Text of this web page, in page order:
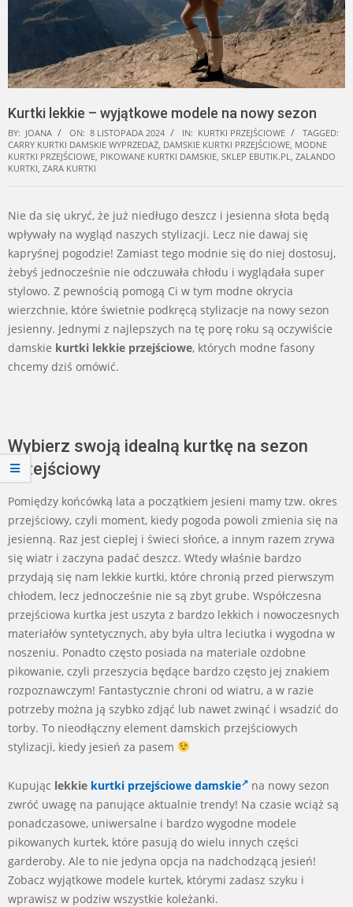
Kurtki lekkie – wyjątkowe modele na nowy sezon
BY: JOANA ON: 8 LISTOPADA 2024 IN: KURTKI PRZEJŚCIOWE
TAGGED:
CARRY KURTKI DAMSKIE WYPRZEDAŻ, DAMSKIE KURTKI PRZEJŚCIOWE, MODNE
KURTKI PRZEJŚCIOWE, PIKOWANE KURTKI DAMSKIE, SKLEP EBUTIK.PL, ZALANDO
KURTKI, ZARA KURTKI
Nie da się ukryć, że już niedługo deszcz i jesienna słota będą
wpływały na wygląd naszych stylizacji. Lecz nie dawaj się
kapryśnej pogodzie! Zamiast tego modnie się do niej dostosuj,
żebyś jednocześnie nie odczuwała chłodu i wyglądała super
stylowo. Z pewnością pomogą Ci w tym modne okrycia
wierzchnie, które świetnie podkręcą stylizacje na nowy sezon
jesienny. Jednymi z najlepszych na tę porę roku są oczywiście
damskie kurtki lekkie przejściowe, których modne fasony
chcemy dziś omówić.
Wybierz swoją idealną kurtkę na sezon
przejściowy
Pomiędzy końcówką lata a początkiem jesieni mamy tzw. okres
przejściowy, czyli moment, kiedy pogoda powoli zmienia się na
jesienną. Raz jest cieplej i świeci słońce, a innym razem zrywa
się wiatr i zaczyna padać deszcz. Wtedy właśnie bardzo
przydają się nam lekkie kurtki, które chronią przed pierwszym
chłodem, lecz jednocześnie nie są zbyt grube. Współczesna
przejściowa kurtka jest uszyta z bardzo lekkich i nowoczesnych
materiałów syntetycznych, aby była ultra leciutka i wygodna w
noszeniu. Ponadto często posiada na materiale ozdobne
pikowanie, czyli przeszycia będące bardzo często jej znakiem
rozpoznawczym! Fantastycznie chroni od wiatru, a w razie
potrzeby można ją szybko zdjąć lub nawet zwinąć i wsadzić do
torby. To nieodłączny element damskich przejściowych
stylizacji, kiedy jesień za pasem
Kupując lekkie kurtki przejściowe damskie
na nowy sezon
zwróć uwagę na panujące aktualnie trendy! Na czasie wciąż są
ponadczasowe, uniwersalne i bardzo wygodne modele
pikowanych kurtek, które pasują do wielu innych części
garderoby. Ale to nie jedyna opcja na nadchodzącą jesień!
Zobacz wyjątkowe modele kurtek, którymi zadasz szyku i
wprawisz w podziw wszystkie koleżanki.